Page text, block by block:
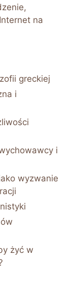
na
greckiej
i
i
wyzwanie
żyć w